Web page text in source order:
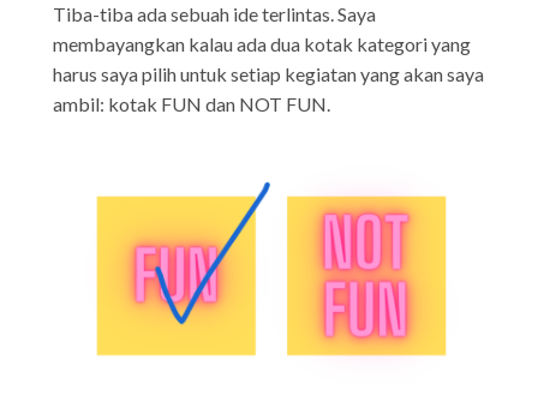
Tiba-tiba ada sebuah ide terlintas. Saya
membayangkan kalau ada dua kotak kategori yang
harus saya pilih untuk setiap kegiatan yang akan saya
ambil: kotak FUN dan NOT FUN.